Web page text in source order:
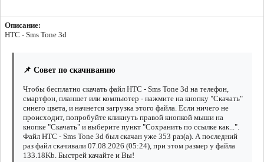
Описание:
HTC - Sms Tone 3d
📌 Совет по скачиванию
Чтобы бесплатно скачать файл HTC - Sms Tone 3d на телефон,
смартфон, планшет или компьютер - нажмите на кнопку "Скачать"
синего цвета, и начнется загрузка этого файла. Если ничего не
происходит, попробуйте кликнуть правой кнопкой мыши на
кнопке "Скачать" и выберите пункт "Сохранить по ссылке как...".
Файл HTC - Sms Tone 3d был скачан уже 353 раз(а). А последний
раз файл скачивали 07.08.2026 (05:24), при этом размер у файла
133.18Kb. Быстрей качайте и Вы!